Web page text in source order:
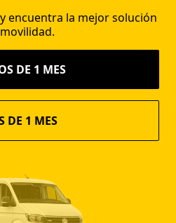
encuentra la mejor solución
DE 1 MES
DE 1 MES